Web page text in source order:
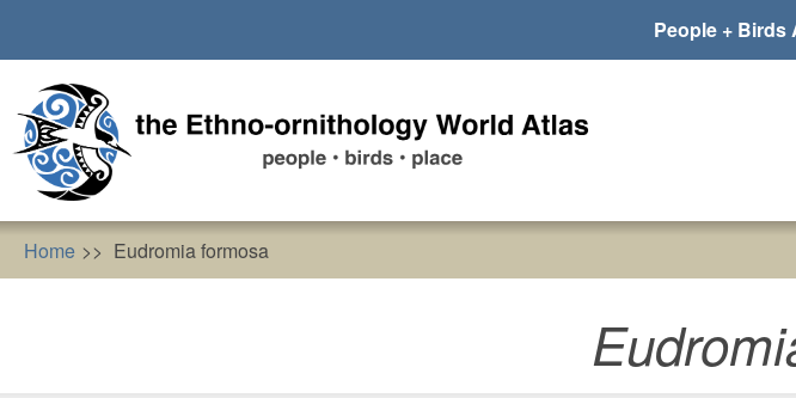
main
content
People + Birds
Home Eudromia formosa